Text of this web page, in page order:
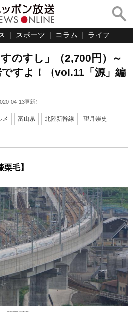
スポーツ コラム ライフ
のすし」（2,700円）～
すよ！（vol.11「源」編
04-13更新）
メ 富山県 北陸新幹線 望月崇史
栗毛】